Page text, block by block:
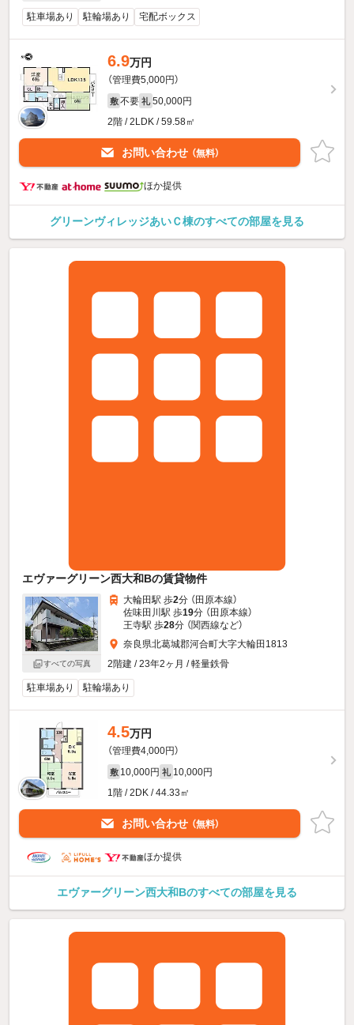
駐車場あり 駐輪場あり 宅配ボックス
6.9万円
（管理費5,000円）
敷 不要 礼 50,000円
2階 / 2LDK / 59.58㎡
お問い合わせ （無料）
ほか提供
グリーンヴィレッジあいＣ棟のすべての部屋を見る
エヴァーグリーン西大和Bの賃貸物件
すべての写真
大輪田駅 歩2分 （田原本線）
佐味田川駅 歩19分 （田原本線）
王寺駅 歩28分 （関西線など）
奈良県北葛城郡河合町大字大輪田1813
2階建 / 23年2ヶ月 / 軽量鉄骨
駐車場あり 駐輪場あり
4.5万円
（管理費4,000円）
敷 10,000円 礼 10,000円
1階 / 2DK / 44.33㎡
お問い合わせ （無料）
ほか提供
エヴァーグリーン西大和Bのすべての部屋を見る